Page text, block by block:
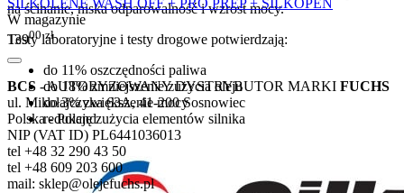
na ścinanie, niska odparowalność i wzrost mocy.
Testy laboratoryjne i testy drogowe potwierdzają:
do 11% oszczędności paliwa
do 18% zmniejszenie zużycia oleju
do 3% zwiększenie mocy
redukcję zużycia elementów silnika
SILKOLENE WASH OFF + PRO PREP + SILKOPEN
W magazynie
13900 zł
BCS - AUTORYZOWANY DYSTRYBUTOR MARKI FUCHS
ul. Mikołajczyka 63A, 41-200 Sosnowiec
Polska - Poland
NIP (VAT ID) PL6441036013
tel +48 32 290 43 50
tel +48 609 203 600
mail: sklep@olejefuchs.pl